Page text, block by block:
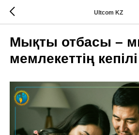
Ultcom KZ
Мықты отбасы –
мемлекеттің кепілі